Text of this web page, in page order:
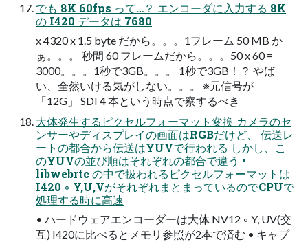
でも 8K 60fps って…？ エンコーダに入力する 8K
の I420 データは 7680
x 4320 x 1.5 byte だから。。。1フレーム 50 MB か
ぁ。。。 秒間 60 フレームだから。。。50 x 60 =
3000。。。1秒で3GB。。。 1秒で3GB！？ やば
い、全然いける気がしない。。。 ※元信号が
「12G」 SDI 4 本という時点で察するべき
大体発生するピクセルフォーマット変換 カメラのセ
ンサーやディスプレイの画面はRGBだけど、 伝送レ
ートの都合から伝送はYUVで行われる しかし、こ
のYUVの並び順はそれぞれの都合で違う •
libwebrtc の中で扱われるピクセルフォーマットは
I420 ◦ Y,U,VがそれぞれまとまっているのでCPUで
処理する時に高速
• ハードウェアエンコーダーは大体 NV12 ◦ Y, UV(交
互) I420に比べるとメモリ参照が2本で済む • キャプ